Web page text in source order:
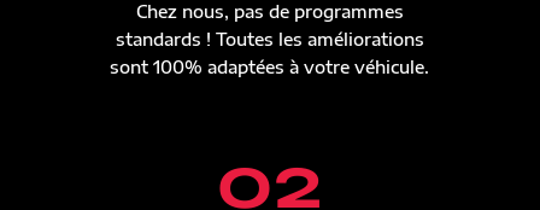
Chez nous, pas de programmes
standards ! Toutes les améliorations
sont 100% adaptées à votre véhicule.
02